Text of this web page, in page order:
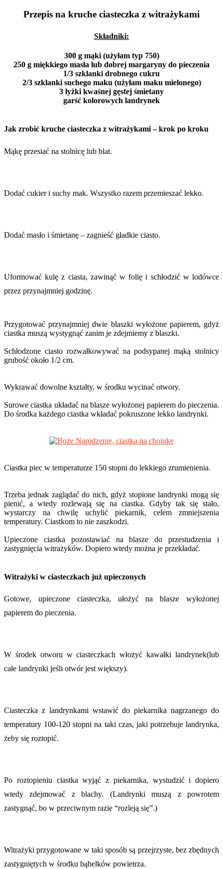
Przepis na kruche ciasteczka z witrażykami
Składniki:
300 g mąki (użyłam typ 750)
250 g miękkiego masła lub dobrej margaryny do pieczenia
1/3 szklanki drobnego cukru
2/3 szklanki suchego maku (użyłam maku mielonego)
3 łyżki kwaśnej gęstej śmietany
garść kolorowych landrynek
Jak zrobić kruche ciasteczka z witrażykami – krok po kroku
Mąkę przesiać na stolnicę lub blat.
Dodać cukier i suchy mak. Wszystko razem przemieszać lekko.
Dodać masło i śmietanę – zagnieść gładkie ciasto.
Uformować kulę z ciasta, zawinąć w folię i schłodzić w lodówce
przez przynajmniej godzinę.
Przygotować przynajmniej dwie blaszki wyłożone papierem, gdyż
ciastka muszą wystygnąć zanim je zdejmiemy z blaszki.
Schłodzone ciasto rozwałkowywać na podsypanej mąką stolnicy
grubość około 1/2 cm.
Wykrawać dowolne kształty, w środku wycinać otwory.
Surowe ciastka układać na blasze wyłożonej papierem do pieczenia.
Do środka każdego ciastka wkładać pokruszone lekko landrynki.
Ciastka piec w temperaturze 150 stopni do lekkiego zrumienienia.
Trzeba jednak zaglądać do nich, gdyż stopione landrynki mogą się
pienić, a wtedy rozlewają się na ciastka. Gdyby tak się stało,
wystarczy na chwilę uchylić piekarnik, celem zmniejszenia
temperatury. Ciastkom to nie zaszkodzi.
Upieczone ciastka pozostawiać na blasze do przestudzenia i
zastygnięcia witrażyków. Dopiero wtedy można je przekładać.
Witrażyki w ciasteczkach już upieczonych
Gotowe, upieczone ciasteczka, ułożyć na blasze wyłożonej
papierem do pieczenia.
W środek otworu w ciasteczkach włożyć kawałki landrynek(lub
całe landrynki jeśli otwór jest większy).
Ciasteczka z landrynkami wstawić do piekarnika nagrzanego do
temperatury 100-120 stopni na taki czas, jaki potrzebuje landrynka,
żeby się roztopić.
Po roztopieniu ciastka wyjąć z piekarnika, wystudzić i dopiero
wtedy zdejmować z blachy. (Landrynki muszą z powrotem
zastygnąć, bo w przeciwnym razie “rozleją się”.)
Witrażyki przygotowane w taki sposób są przejrzyste, bez zbędnych
zastygniętych w środku bąbelków powietrza.